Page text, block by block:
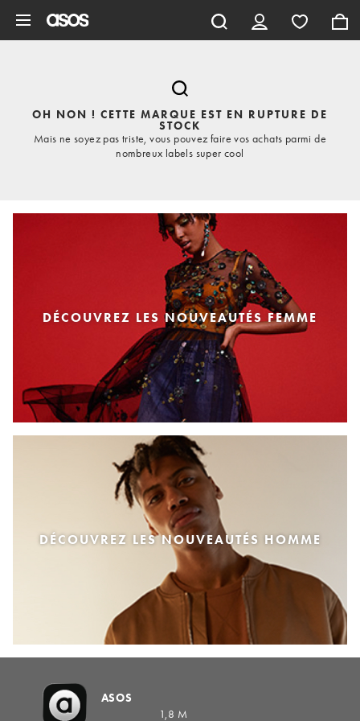
OH NON ! CETTE MARQUE EST EN RUPTURE DE
STOCK
Mais ne soyez pas triste, vous pouvez faire vos achats parmi de
nombreux labels super cool
DÉCOUVREZ LES NOUVEAUTÉS FEMME
DÉCOUVREZ LES NOUVEAUTÉS HOMME
ASOS
1,8 M